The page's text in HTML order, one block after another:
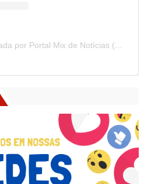
Uma publicação compartilhada por Portal Mix de Notícias (@portalmixdenoticias)